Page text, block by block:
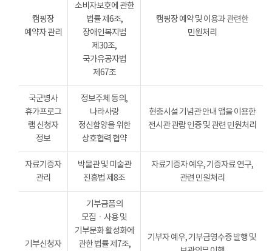
캠핑장
예약자 관리
소비자보호에 관한
법률 제6조,
장애인복지법
제30조,
국가유공자법
제67조
캠핑장 예약 및 이용과 관련한
민원처리
국군병사
휴가프로그
램 신청자
정보
정보주체 동의,
나라사랑
정신함양을 위한
상호협력 협약
현충시설 기념관 안내 앱을 이용한
전시관 관람 인증 및 관련 민원처리
자료기증자
관리
박물관 및 미술관
진흥법 제8조
자료기증자 예우, 기증자료 연구,
관련 민원처리
기부신청자
기부금품의
모집ㆍ사용 및
기부문화 활성화에
관한 법률 제7조,
기부자 예우, 기부금영수증 발행 및